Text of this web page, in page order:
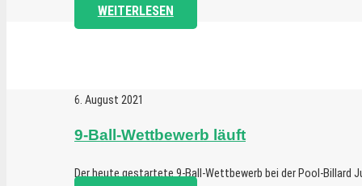
WEITERLESEN
6. August 2021
9-Ball-Wettbewerb läuft
Der heute gestartete 9-Ball-Wettbewerb bei der Pool-Billard